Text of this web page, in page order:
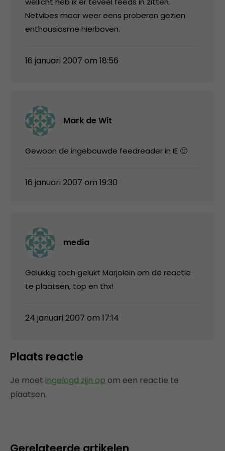
Netvibes maar weer eens proberen gezien
enthousiasme hierboven.
16 januari 2007 om 18:56
Mark de Wit
Gewoon de ingebouwde feedreader in IE 🙂
16 januari 2007 om 19:30
media
Gelukkig toch gelukt Marjolein om de reactie
te plaatsen, top en thx!
24 januari 2007 om 17:14
Plaats reactie
Je moet ingelogd zijn op om een reactie te
plaatsen.
Gerelateerde artikelen